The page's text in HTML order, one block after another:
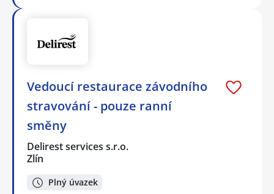
Vedoucí restaurace závodního
stravování - pouze ranní
směny
Delirest services s.r.o.
Zlín
Plný úvazek